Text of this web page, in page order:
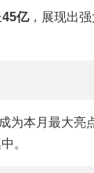
45亿，展现出
为本月最大
。